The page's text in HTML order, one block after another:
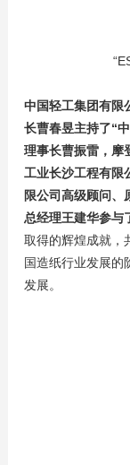
中国轻工集团有限
长曹春昱主持了“
理事长曹振雷，摩
工业长沙工程有限
限公司高级顾问、
总经理王建华参与
取得的辉煌成就，
国造纸行业发展的
发展。